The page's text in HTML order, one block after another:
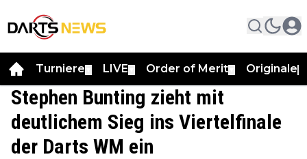
Turniere LIVE Order of Merit Originale
Stephen Bunting zieht mit
deutlichem Sieg ins Viertelfinale
der Darts WM ein